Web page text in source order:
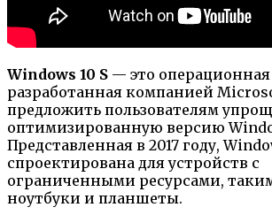
Windows 10 S — это операционная
разработанная компанией
предложить пользователям
оптимизированную версию
Представленная в 2017 году,
спроектирована для устройств с
ограниченными ресурсами,
ноутбуки и планшеты.